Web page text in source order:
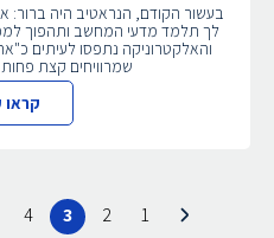
בעשור הקודם, הנראטיב היה ברור:
והאלקטרוניקה נתפסו לעיתים
שמרוויחים קצת
קראו
1
2
3
4